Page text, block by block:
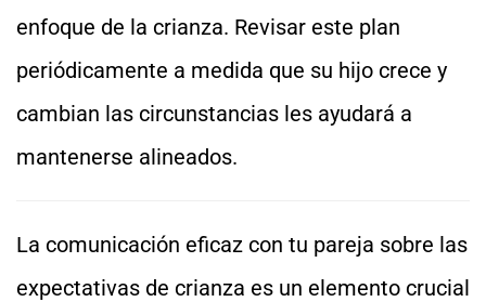
enfoque de la crianza. Revisar este plan
periódicamente a medida que su hijo crece y
cambian las circunstancias les ayudará a
mantenerse alineados.
La comunicación eficaz con tu pareja sobre las
expectativas de crianza es un elemento crucial